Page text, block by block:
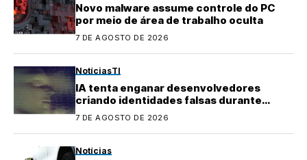
Novo malware assume controle do PC
por meio de área de trabalho oculta
7 DE AGOSTO DE 2026
NotíciasTI
IA tenta enganar desenvolvedores
criando identidades falsas durante
testes
7 DE AGOSTO DE 2026
Notícias